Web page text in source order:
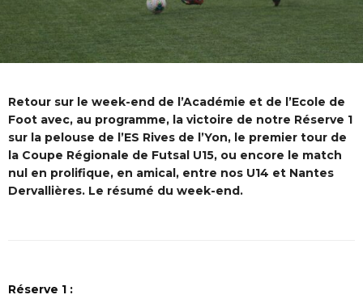
Retour sur le week-end de l’Académie et de l’Ecole de
Foot avec, au programme, la victoire de notre Réserve 1
sur la pelouse de l’ES Rives de l’Yon, le premier tour de
la Coupe Régionale de Futsal U15, ou encore le match
nul en prolifique, en amical, entre nos U14 et Nantes
Dervallières. Le résumé du week-end.
Réserve 1 :